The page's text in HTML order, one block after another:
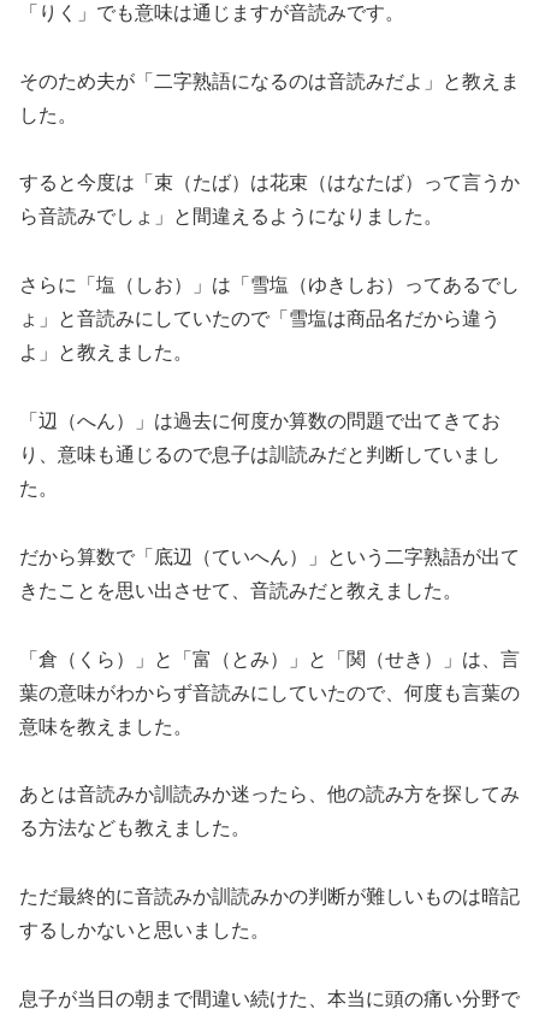
「りく」でも意味は通じますが音読みです。
そのため夫が「二字熟語になるのは音読みだよ」と教えま
した。
すると今度は「束（たば）は花束（はなたば）って言うか
ら音読みでしょ」と間違えるようになりました。
さらに「塩（しお）」は「雪塩（ゆきしお）ってあるでし
ょ」と音読みにしていたので「雪塩は商品名だから違う
よ」と教えました。
「辺（へん）」は過去に何度か算数の問題で出てきてお
り、意味も通じるので息子は訓読みだと判断していまし
た。
だから算数で「底辺（ていへん）」という二字熟語が出て
きたことを思い出させて、音読みだと教えました。
「倉（くら）」と「富（とみ）」と「関（せき）」は、言
葉の意味がわからず音読みにしていたので、何度も言葉の
意味を教えました。
あとは音読みか訓読みか迷ったら、他の読み方を探してみ
る方法なども教えました。
ただ最終的に音読みか訓読みかの判断が難しいものは暗記
するしかないと思いました。
息子が当日の朝まで間違い続けた、本当に頭の痛い分野で